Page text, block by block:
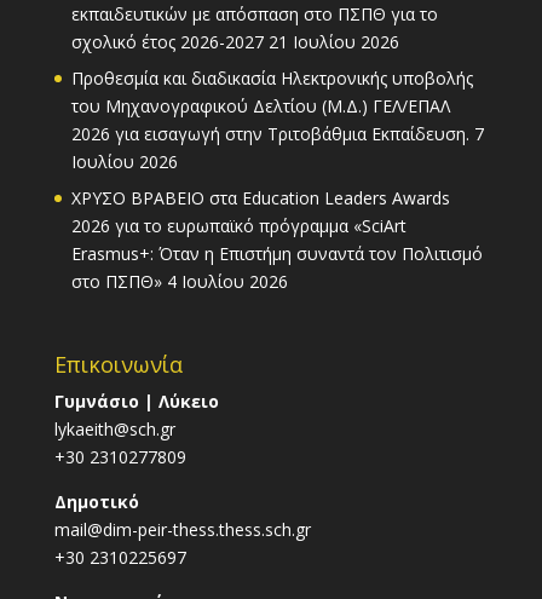
εκπαιδευτικών με απόσπαση στο ΠΣΠΘ για το
σχολικό έτος 2026-2027 21 Ιουλίου 2026
Προθεσμία και διαδικασία Ηλεκτρονικής υποβολής
του Μηχανογραφικού Δελτίου (Μ.Δ.) ΓΕΛ/ΕΠΑΛ
2026 για εισαγωγή στην Τριτοβάθμια Εκπαίδευση. 7
Ιουλίου 2026
ΧΡΥΣΟ ΒΡΑΒΕΙΟ στα Education Leaders Awards
2026 για το ευρωπαϊκό πρόγραμμα «SciArt
Erasmus+: Όταν η Επιστήμη συναντά τον Πολιτισμό
στο ΠΣΠΘ» 4 Ιουλίου 2026
Επικοινωνία
Γυμνάσιο | Λύκειο
lykaeith@sch.gr
+30 2310277809
Δημοτικό
mail@dim-peir-thess.thess.sch.gr
+30 2310225697